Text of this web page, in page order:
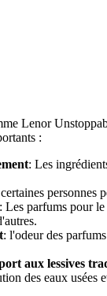
Lenor
:
: Les
personnes
: Les parfums pour
: l'odeur des
aux lessives
des eaux